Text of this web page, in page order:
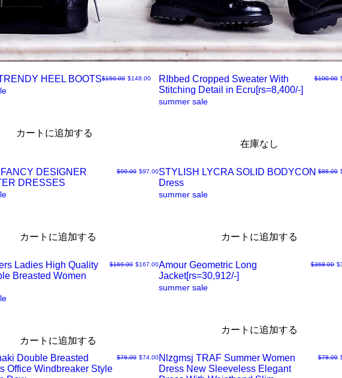
HEEL BOOTS通常価格
$150.00 セール価格
$148.00
カートに追加する
ク
ク
ー
RIbbed Cropped Sweater With
Stitching Detail in Ecru[rs=8,400/-]
通常価格
$100.00
summer sale
在庫なし
DESIGNER
DRESSES
通常価格
$99.00 セール価格
$97.00
カートに追加する
ク
ク
ー
STYLISH LYCRA SOLID BODYCON
Dress
通常価格
$86.00
summer sale
カートに追加する
Ladies High Quality
Breasted Women
通常価格
$169.00 セール価格
$167.00
カートに追加する
ク
ク
Amour Geometric Long
Jacket[rs=30,912/-]
通常価格
$368.00
summer sale
カートに追加する
Double Breasted
Office Windbreaker Style
通常価格
$76.00 セール価格
$74.00
ク
Nlzgmsj TRAF Summer Women
Dress New Sleeveless Elegant
通常価格
$78.00